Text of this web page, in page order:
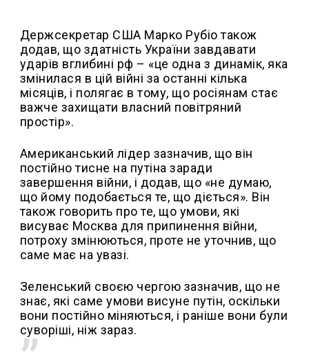
Держсекретар США Марко Рубіо також
додав, що здатність України завдавати
ударів вглибині рф – «це одна з динамік, яка
змінилася в цій війні за останні кілька
місяців, і полягає в тому, що росіянам стає
важче захищати власний повітряний
простір».
Американський лідер зазначив, що він
постійно тисне на путіна заради
завершення війни, і додав, що «не думаю,
що йому подобається те, що діється». Він
також говорить про те, що умови, які
висуває Москва для припинення війни,
потроху змінюються, проте не уточнив, що
саме має на увазі.
Зеленський своєю чергою зазначив, що не
знає, які саме умови висуне путін, оскільки
вони постійно міняються, і раніше вони були
суворіші, ніж зараз.